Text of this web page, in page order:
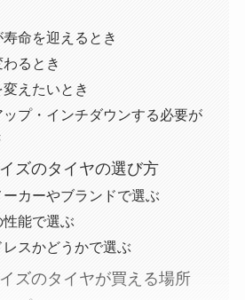
寿命を迎えるとき
るとき
えたいとき
ップ・インチダウンする必要が
ズのタイヤの選び方
ーカーやブランドで選ぶ
性能で選ぶ
レスかどうかで選ぶ
ズのタイヤが買える場所